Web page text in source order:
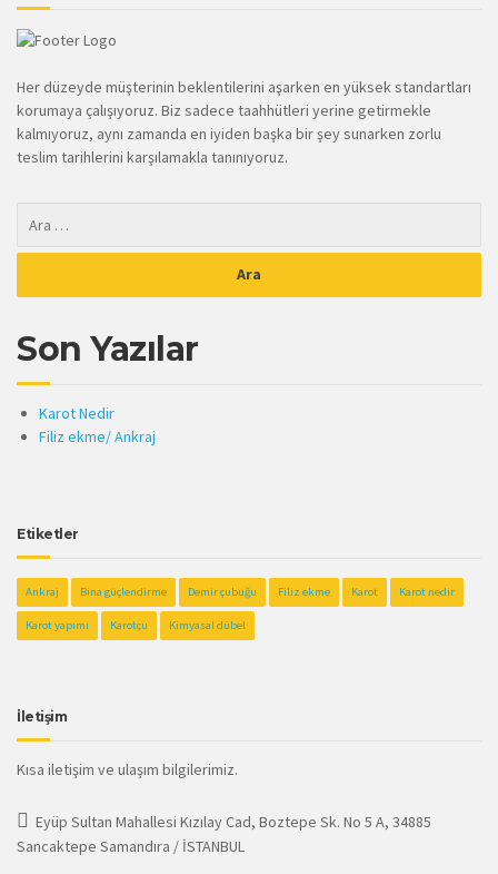
Her düzeyde müşterinin beklentilerini aşarken en yüksek standartları
korumaya çalışıyoruz. Biz sadece taahhütleri yerine getirmekle
kalmıyoruz, aynı zamanda en iyiden başka bir şey sunarken zorlu
teslim tarihlerini karşılamakla tanınıyoruz.
Son Yazılar
Karot Nedir
Filiz ekme/ Ankraj
Etiketler
Ankraj Bina güçlendirme Demir çubuğu Filiz ekme Karot Karot nedir
Karot yapımı Karotçu Kimyasal dübel
İletişim
Kısa iletişim ve ulaşım bilgilerimiz.
Eyüp Sultan Mahallesi Kızılay Cad, Boztepe Sk. No 5 A, 34885
Sancaktepe Samandıra / İSTANBUL